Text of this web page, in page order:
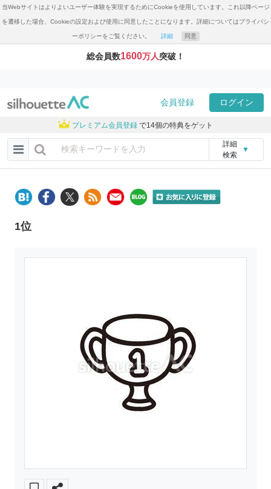
当Webサイトはよりよいユーザー体験を実現するためにCookieを使用しています。これ以降ページ
を遷移した場合、Cookieの設定および使用に同意したことになります。詳細についてはプライバシ
ーポリシーをご覧ください。 詳細 同意
総会員数1600万人突破！
会員登録 ログイン
プレミアム会員登録 で14個の特典をゲット
詳細
検索
▼
1位